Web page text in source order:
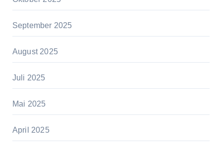
September 2025
August 2025
Juli 2025
Mai 2025
April 2025